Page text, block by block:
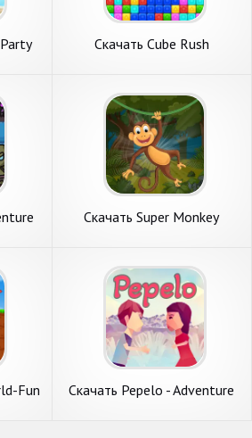
Скачать Cube Rush
Андроид
Скачать Super Monkey
Андроид
Fun
Скачать Pepelo - Adventure